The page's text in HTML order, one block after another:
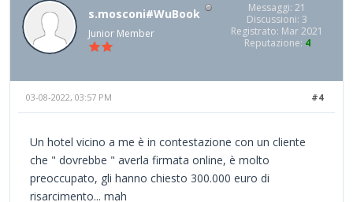
s.mosconi#WuBook
Junior Member
Messaggi: 21
Discussioni: 3
Registrato: Mar 2021
Reputazione: 4
#4
03-08-2022, 03:57 PM
Un hotel vicino a me è in contestazione con un cliente
che " dovrebbe " averla firmata online, è molto
preoccupato, gli hanno chiesto 300.000 euro di
risarcimento... mah